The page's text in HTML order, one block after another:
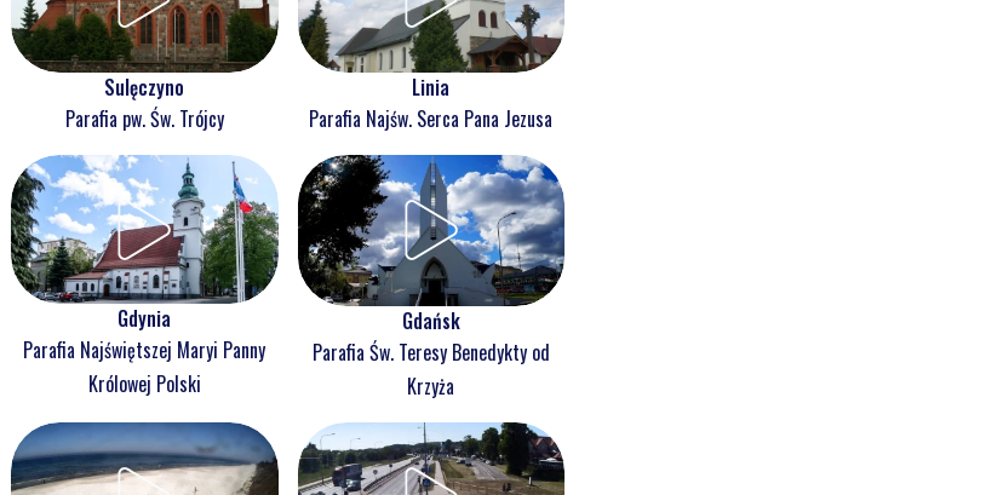
Sulęczyno
Parafia pw. Św. Trójcy
Linia
Parafia Najśw. Serca Pana Jezusa
Gdynia
Parafia Najświętszej Maryi Panny
Królowej Polski
Gdańsk
Parafia Św. Teresy Benedykty od
Krzyża